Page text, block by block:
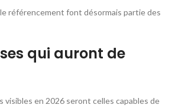
référencement font désormais partie des
qui auront de
visibles en 2026 seront celles capables de